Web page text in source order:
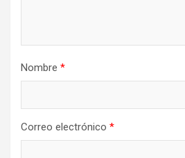
Nombre *
Correo electrónico *